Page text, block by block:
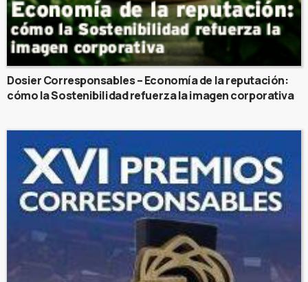
Dosier Corresponsables – Economía de la reputación:
cómo la Sostenibilidad refuerza la imagen corporativa